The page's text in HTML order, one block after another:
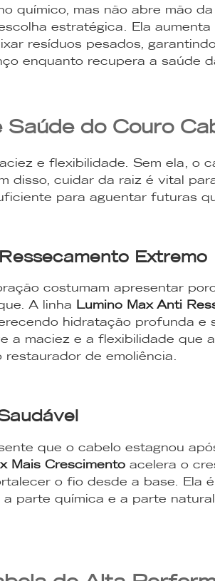
químico, mas não abre mão
estratégica. Ela aumenta
resíduos pesados,
enquanto recupera a saúde
do Couro
e flexibilidade. Sem ela, o
disso, cuidar da raiz é vital
para aguentar futuras
Extremo
costumam apresentar
A linha Lumino Max Anti
hidratação profunda e
a maciez e a flexibilidade que
restaurador de emoliência.
que o cabelo estagnou
Mais Crescimento acelera o
o fio desde a base. Ela
parte química e a parte